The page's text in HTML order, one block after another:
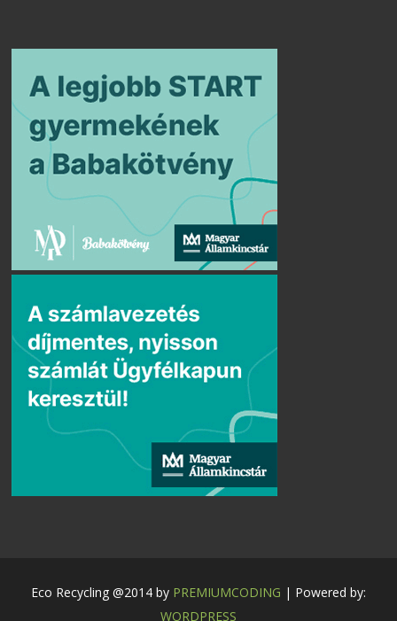
Eco Recycling @2014 by PREMIUMCODING | Powered by:
WORDPRESS